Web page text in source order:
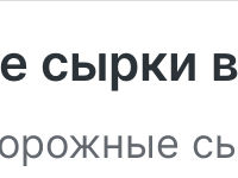
сырки